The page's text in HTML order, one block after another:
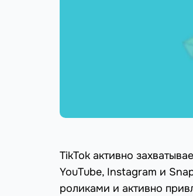
TikTok активно
YouTube, Instagram и
роликами и активно